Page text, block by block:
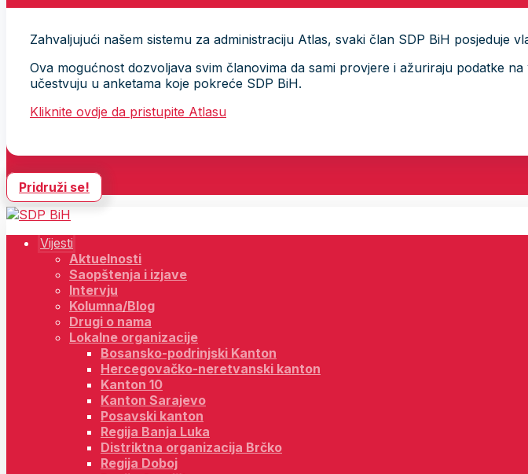
Zahvaljujući našem sistemu za administraciju Atlas, svaki član SDP BiH posjeduje
Ova mogućnost dozvoljava svim članovima da sami provjere i ažuriraju podatke
učestvuju u anketama koje pokreće SDP BiH.
Kliknite ovdje da pristupite Atlasu
Pridruži se!
Vijesti
Aktuelnosti
Saopštenja i izjave
Intervju
Kolumna/Blog
Drugi o nama
Lokalne organizacije
Bosansko-podrinjski Kanton
Hercegovačko-neretvanski kanton
Kanton 10
Kanton Sarajevo
Posavski kanton
Regija Banja Luka
Distriktna organizacija Brčko
Regija Doboj